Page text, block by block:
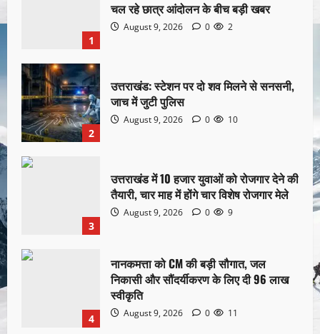
1
चल रहे छात्र आंदोलन के बीच बड़ी खबर
August 9, 2026 0 2
2
उत्तराखंड: स्टेशन पर दो शव मिलने से सनसनी,
जाच में जुटी पुलिस
August 9, 2026 0 10
3
उत्तराखंड में 10 हजार युवाओं को रोजगार देने की
तैयारी, चार माह में होंगे चार विशेष रोजगार मेले
August 9, 2026 0 9
4
नानकमत्ता को CM की बड़ी सौगात, जल
निकासी और सौंदर्यीकरण के लिए दी 96 लाख
स्वीकृति
August 9, 2026 0 11